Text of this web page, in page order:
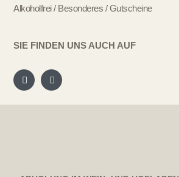
Alkoholfrei / Besonderes / Gutscheine
SIE FINDEN UNS AUCH AUF